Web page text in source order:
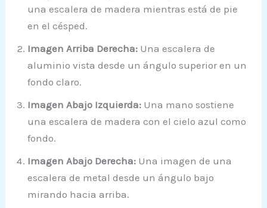
una escalera de madera mientras está de pie
en el césped.
Imagen Arriba Derecha: Una escalera de
aluminio vista desde un ángulo superior en un
fondo claro.
Imagen Abajo Izquierda: Una mano sostiene
una escalera de madera con el cielo azul como
fondo.
Imagen Abajo Derecha: Una imagen de una
escalera de metal desde un ángulo bajo
mirando hacia arriba.